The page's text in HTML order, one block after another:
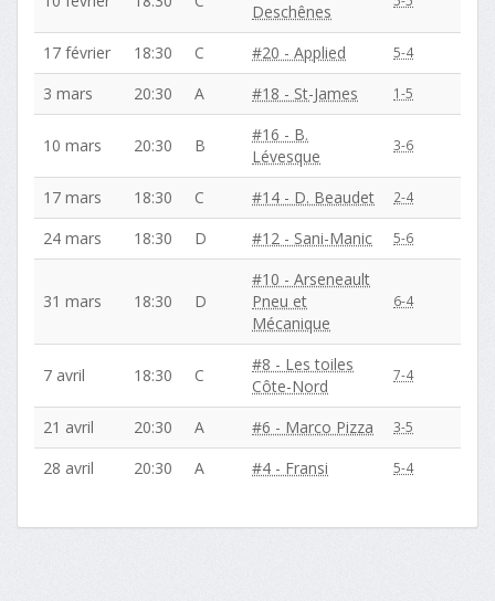
Deschênes
17 février 18:30 C #20 - Applied 5-4
3 mars 20:30 A #18 - St-James 1-5
10 mars 20:30 B
#16 - B.
Lévesque
3-6
17 mars 18:30 C #14 - D. Beaudet 2-4
24 mars 18:30 D #12 - Sani-Manic 5-6
31 mars 18:30 D
#10 - Arseneault
Pneu et
Mécanique
6-4
7 avril 18:30 C
#8 - Les toiles
Côte-Nord
7-4
21 avril 20:30 A #6 - Marco Pizza 3-5
28 avril 20:30 A #4 - Fransi 5-4